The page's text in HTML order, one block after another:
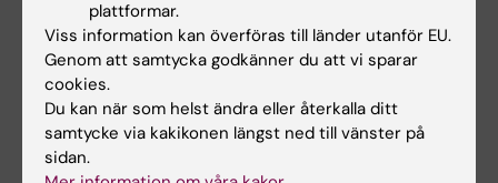
förmedlas via studentmailen. Denna placering
kan inte ses i KLIPP.
VFU i annat län
Du har möjlighet att ansöka om VFU i närheten
av var du bor.
plattformar.
Viss information kan överföras till länder utanför EU.
Genom att samtycka godkänner du att vi sparar
cookies.
Du kan när som helst ändra eller återkalla ditt
samtycke via kakikonen längst ned till vänster på
sidan.